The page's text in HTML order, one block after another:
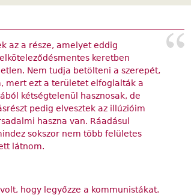
az a része, amelyet eddig
keretben
Nem tudja betölteni a szerepét,
mert ezt a területet elfoglalták a
kétségtelenül hasznosak, de
pedig elvesztek az illúzióim
haszna van. Ráadásul
sokszor nem több felületes
látnom.
hogy legyőzze a kommunistákat.